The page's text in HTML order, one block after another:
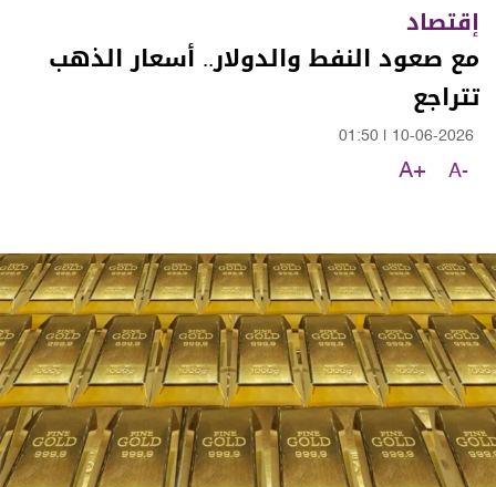
إقتصاد
مع صعود النفط والدولار.. أسعار الذهب
تتراجع
10-06-2026
01:50
A-
A+